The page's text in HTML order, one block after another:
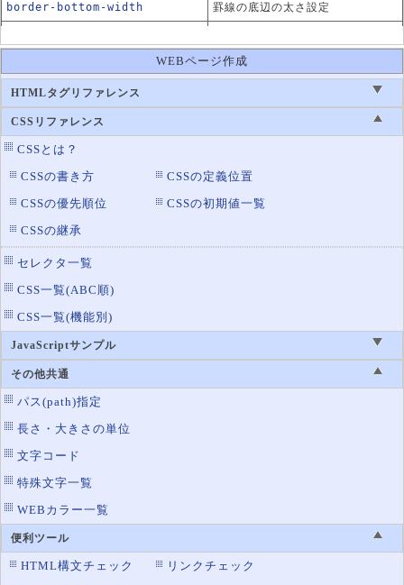
border-bottom-width 罫線の底辺の太さ設定
罫線の色設定
border-left
border-left-color
border-left-style
border-left-width 罫線の左辺の太さ設定
border-radius 角丸の設定
border-right
border-right-color
border-right-style
border-right-width
border-spacing
border-style
border-top-color
border-top-left-radius
border-top-right-radius
border-top-style
border-top-width
border-width
border-image 画像を使った罫線の表示
WEBページ作成
HTMLタグリファレンス
CSSリファレンス
CSSとは？
CSSの書き方
CSSの定義位置
CSSの優先順位
CSSの初期値一覧
CSSの継承
セレクタ一覧
CSS一覧(ABC順)
CSS一覧(機能別)
JavaScriptサンプル
その他共通
パス(path)指定
長さ・大きさの単位
文字コード
特殊文字一覧
WEBカラー一覧
便利ツール
HTML構文チェック
リンクチェック